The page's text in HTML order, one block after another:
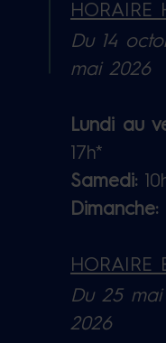
HORAIRE
Du 14
mai 2026
Lundi au
17h*
Samedi:
Dimanche:
HORAIRE
Du 25
2026